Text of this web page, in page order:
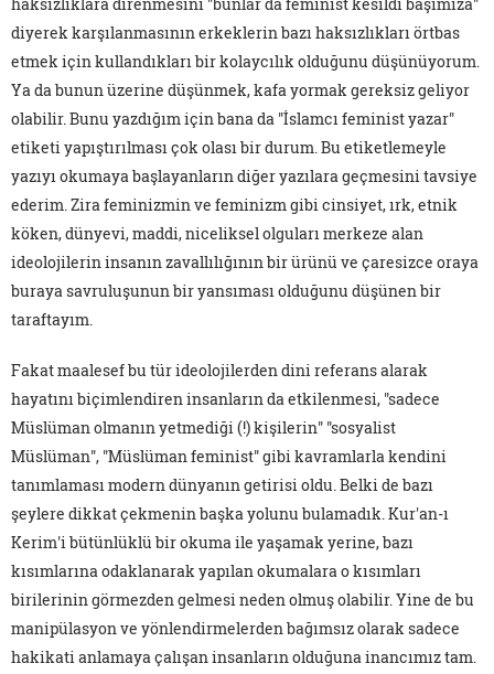
diyerek karşılanmasının erkeklerin bazı haksızlıkları örtbas
etmek için kullandıkları bir kolaycılık olduğunu düşünüyorum.
Ya da bunun üzerine düşünmek, kafa yormak gereksiz geliyor
olabilir. Bunu yazdığım için bana da "İslamcı feminist yazar"
etiketi yapıştırılması çok olası bir durum. Bu etiketlemeyle
yazıyı okumaya başlayanların diğer yazılara geçmesini tavsiye
ederim. Zira feminizmin ve feminizm gibi cinsiyet, ırk, etnik
köken, dünyevi, maddi, niceliksel olguları merkeze alan
ideolojilerin insanın zavallılığının bir ürünü ve çaresizce oraya
buraya savruluşunun bir yansıması olduğunu düşünen bir
taraftayım.
Fakat maalesef bu tür ideolojilerden dini referans alarak
hayatını biçimlendiren insanların da etkilenmesi, "sadece
Müslüman olmanın yetmediği (!) kişilerin" "sosyalist
Müslüman", "Müslüman feminist" gibi kavramlarla kendini
tanımlaması modern dünyanın getirisi oldu. Belki de bazı
şeylere dikkat çekmenin başka yolunu bulamadık. Kur'an-ı
Kerim'i bütünlüklü bir okuma ile yaşamak yerine, bazı
kısımlarına odaklanarak yapılan okumalara o kısımları
birilerinin görmezden gelmesi neden olmuş olabilir. Yine de bu
manipülasyon ve yönlendirmelerden bağımsız olarak sadece
hakikati anlamaya çalışan insanların olduğuna inancımız tam.